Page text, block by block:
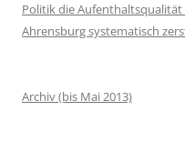
Politik die
Ahrensburg systematisch
Archiv (bis Mai 2013)